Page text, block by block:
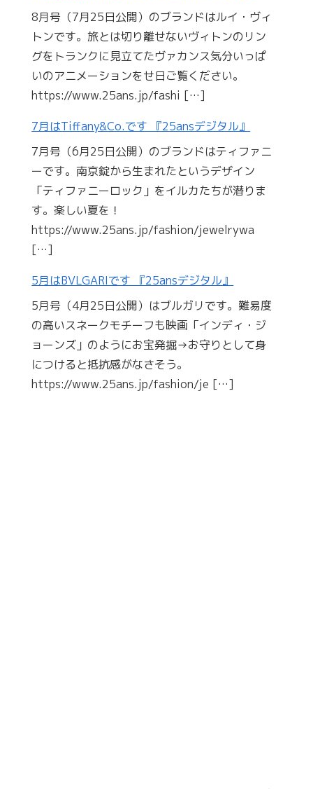
8月号（7月25日公開）のブランドはルイ・ヴィ
トンです。旅とは切り離せないヴィトンのリン
グをトランクに見立てたヴァカンス気分いっぱ
いのアニメーションをせ日ご覧ください。
https://www.25ans.jp/fashi […]
7月はTiffany&Co.です 『25ansデジタル』
7月号（6月25日公開）のブランドはティファニ
ーです。南京錠から生まれたというデザイン
「ティファニーロック」をイルカたちが潜りま
す。楽しい夏を！
https://www.25ans.jp/fashion/jewelrywa
[…]
5月はBVLGARIです 『25ansデジタル』
5月号（4月25日公開）はブルガリです。難易度
の高いスネークモチーフも映画「インディ・ジ
ョーンズ」のようにお宝発掘→お守りとして身
につけると抵抗感がなさそう。
https://www.25ans.jp/fashion/je […]